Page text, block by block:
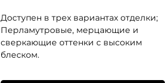
Доступен в трех вариантах отделки;
Перламутровые, мерцающие и
сверкающие оттенки с высоким
блеском.